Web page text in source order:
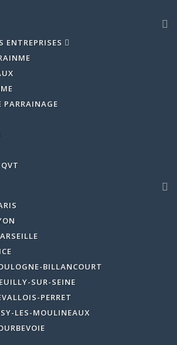
ENTREPRISES
PARRAINAGE
BILLANCOURT
SUR-SEINE
PERRET
LES-MOULINEAUX